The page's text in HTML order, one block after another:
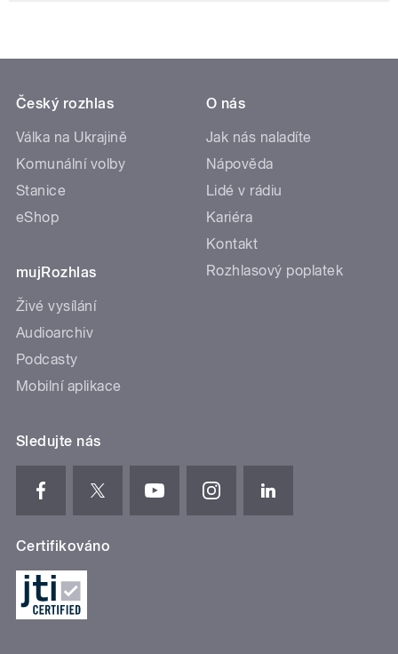
Český rozhlas
Válka na Ukrajině
Komunální volby
Stanice
eShop
mujRozhlas
Živé vysílání
Audioarchiv
Podcasty
Mobilní aplikace
O nás
Jak nás naladíte
Nápověda
Lidé v rádiu
Kariéra
Kontakt
Rozhlasový poplatek
Sledujte nás
Certifikováno